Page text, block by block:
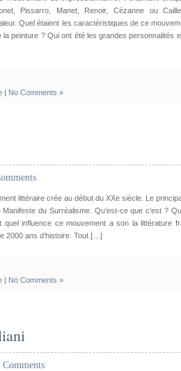
Pissarro, Manet, Renoir, Cézanne ou
Quel étaient les caractéristiques de ce
la peinture ? Qui ont été les grandes personnalités
| No Comments »
littéraire crée au début du XXe siècle. Le
du Surréalisme. Qu’est-ce que c’est ?
quel influence ce mouvement a son la littérature
2000 ans d’histoire. Tout […]
| No Comments »
Comments